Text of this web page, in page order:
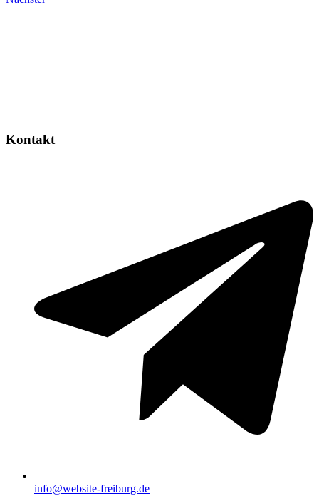
Kontakt
info@website-freiburg.de